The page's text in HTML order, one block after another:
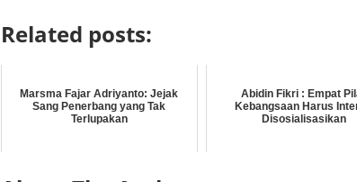
Related posts:
Marsma Fajar Adriyanto: Jejak
Sang Penerbang yang Tak
Terlupakan
Abidin Fikri : Empat
Kebangsaan Harus
Disosialisasikan